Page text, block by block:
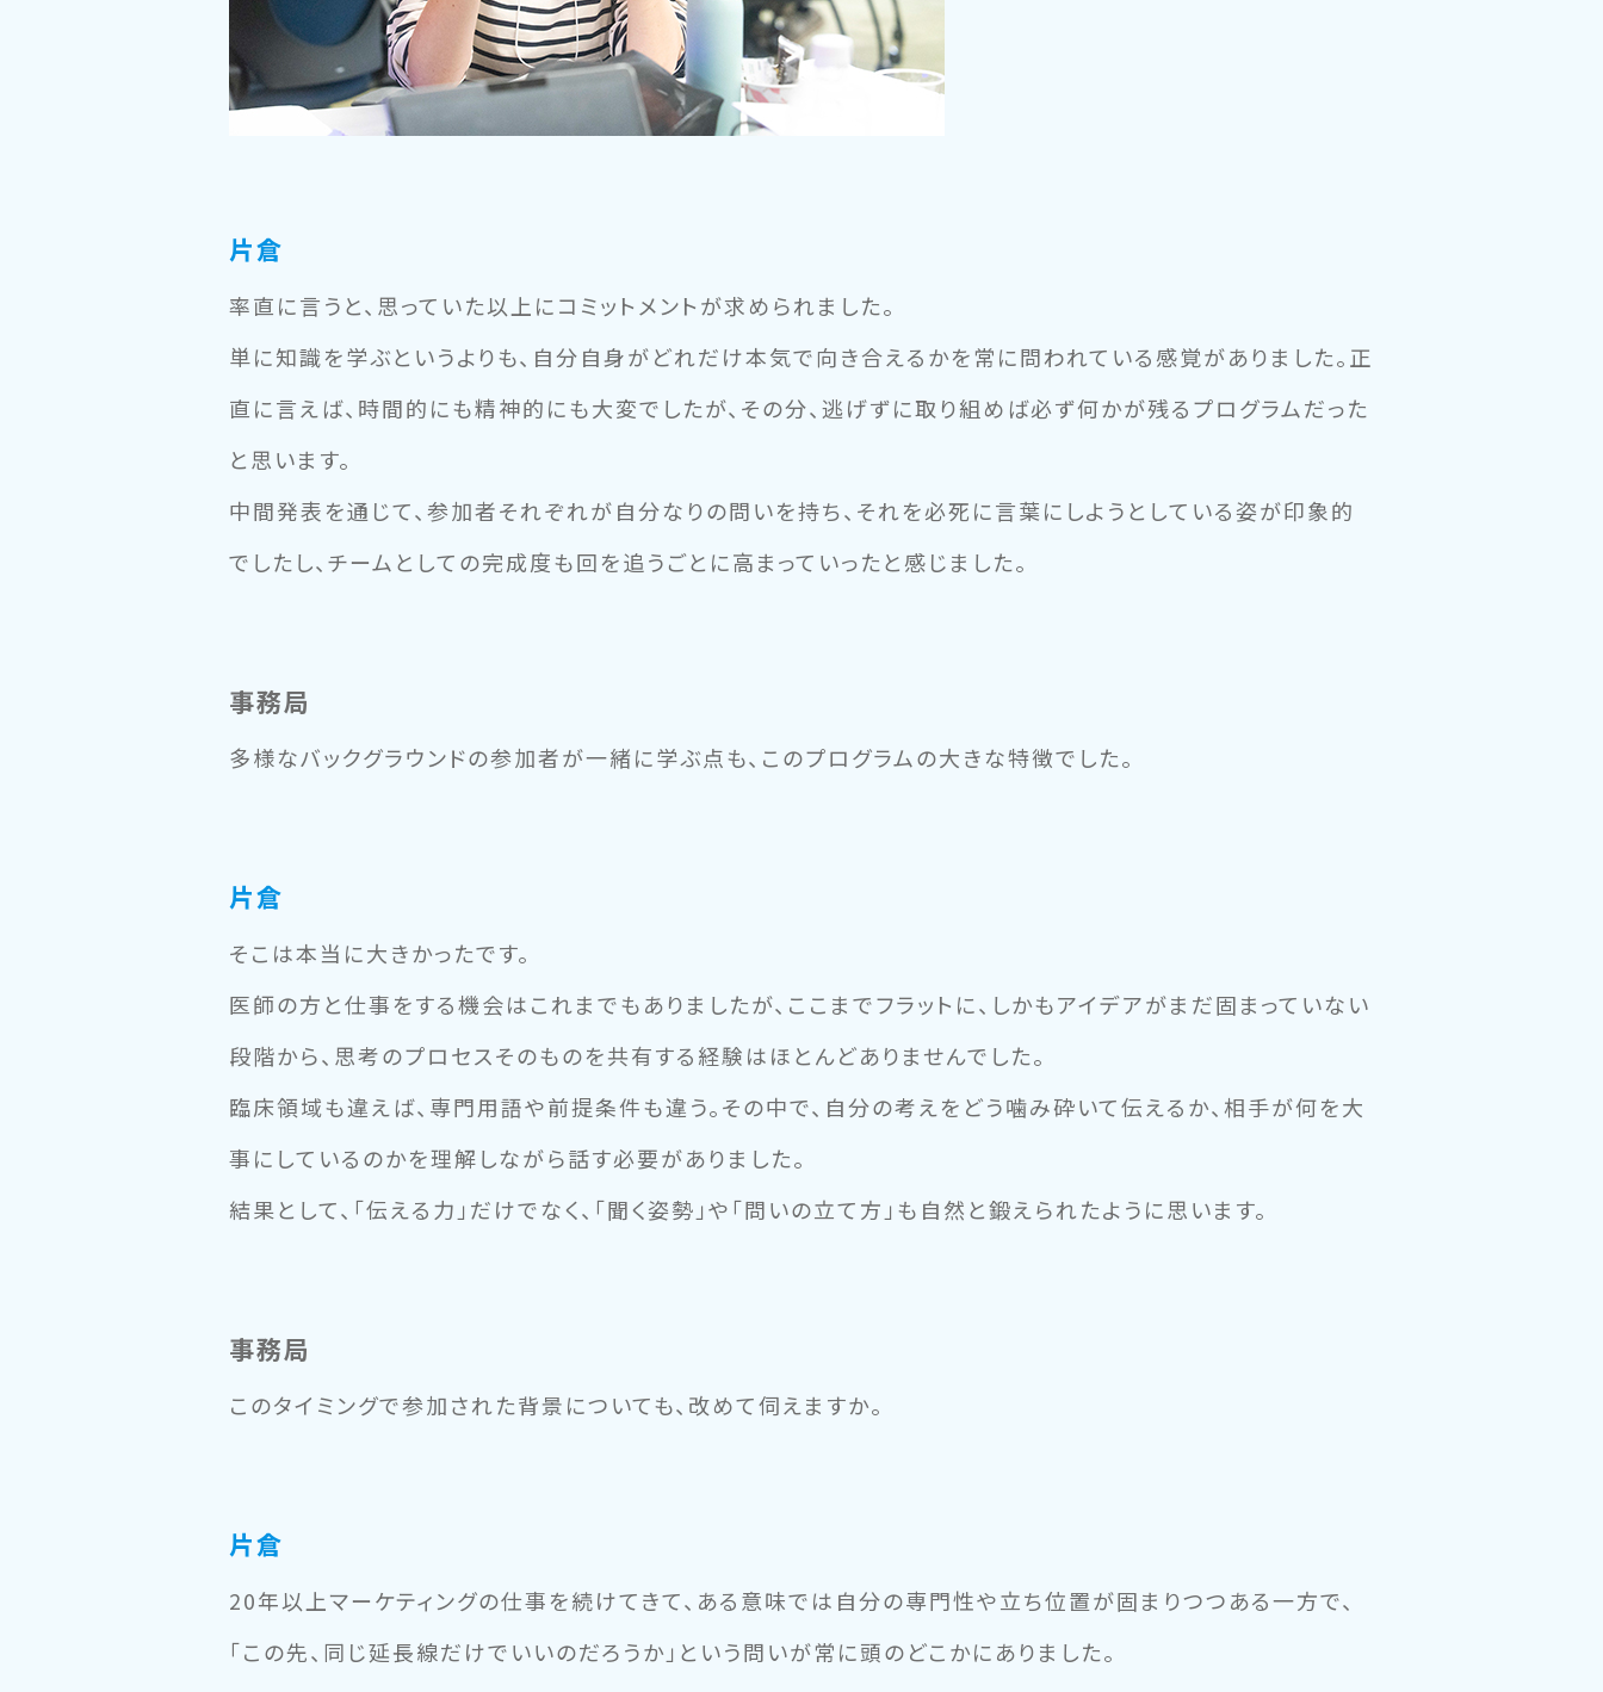
片倉
率直に言うと、思っていた以上にコミットメントが求められました。
単に知識を学ぶというよりも、自分自身がどれだけ本気で向き合えるかを常に問われている感覚がありました。正
直に言えば、時間的にも精神的にも大変でしたが、その分、逃げずに取り組めば必ず何かが残るプログラムだった
と思います。
中間発表を通じて、参加者それぞれが自分なりの問いを持ち、それを必死に言葉にしようとしている姿が印象的
でしたし、チームとしての完成度も回を追うごとに高まっていったと感じました。
事務局
多様なバックグラウンドの参加者が一緒に学ぶ点も、このプログラムの大きな特徴でした。
片倉
そこは本当に大きかったです。
医師の方と仕事をする機会はこれまでもありましたが、ここまでフラットに、しかもアイデアがまだ固まっていない
段階から、思考のプロセスそのものを共有する経験はほとんどありませんでした。
臨床領域も違えば、専門用語や前提条件も違う。その中で、自分の考えをどう噛み砕いて伝えるか、相手が何を大
事にしているのかを理解しながら話す必要がありました。
結果として、「伝える力」だけでなく、「聞く姿勢」や「問いの立て方」も自然と鍛えられたように思います。
事務局
このタイミングで参加された背景についても、改めて伺えますか。
片倉
20年以上マーケティングの仕事を続けてきて、ある意味では自分の専門性や立ち位置が固まりつつある一方で、
「この先、同じ延長線だけでいいのだろうか」という問いが常に頭のどこかにありました。